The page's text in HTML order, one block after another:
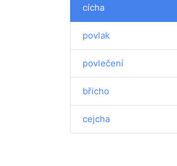
cícha
povlak
povlečení
břicho
cejcha